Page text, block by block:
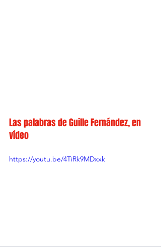
Las palabras de Guille Fernández, en
vídeo
https://youtu.be/4TiRk9MDxxk